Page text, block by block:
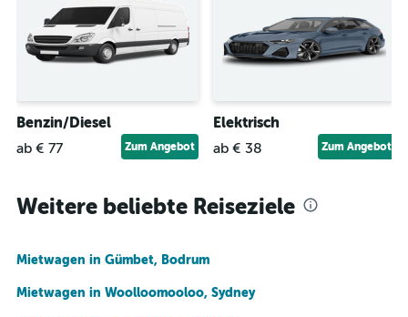
Benzin/Diesel
ab € 77 Zum Angebot
Elektrisch
ab € 38 Zum Angebot
Weitere beliebte Reiseziele
Mietwagen in Gümbet, Bodrum
Mietwagen in Woolloomooloo, Sydney